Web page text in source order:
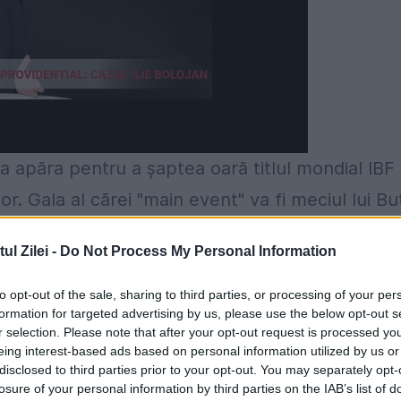
Zilei - Do Not Process My Personal Information
opt-out of the sale, sharing to third parties, or processing of your
for targeted advertising by us, please use the below opt-out
selection. Please note that after your opt-out request is processed
interest-based ads based on personal information utilized by us
to third parties prior to your opt-out. You may separately
of your personal information by third parties on the IAB’s list of
apăra pentru a şaptea oară titlul mondial IBF
Gala al cărei "main event" va fi meciul lui
Montreal, fieful românului.
pugilistului cu care va boxa Bute. Şefii de la
se pare, la un acord cu reprezentanţii
la "supermijlocie", iar în clasamentul